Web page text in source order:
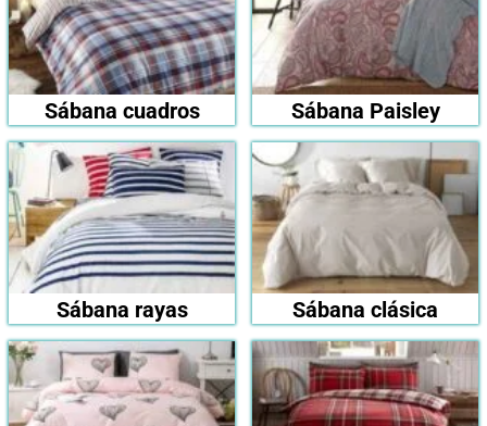
Sábana cuadros Sábana Paisley
Sábana rayas Sábana clásica